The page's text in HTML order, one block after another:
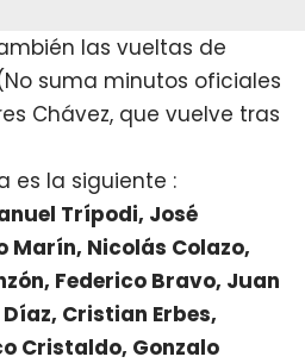
las vueltas de
suma minutos oficiales
Chávez, que vuelve tras
es la siguiente :
Trípodi, José
Marín, Nicolás Colazo,
Federico Bravo, Juan
Cristian Erbes,
Cristaldo, Gonzalo